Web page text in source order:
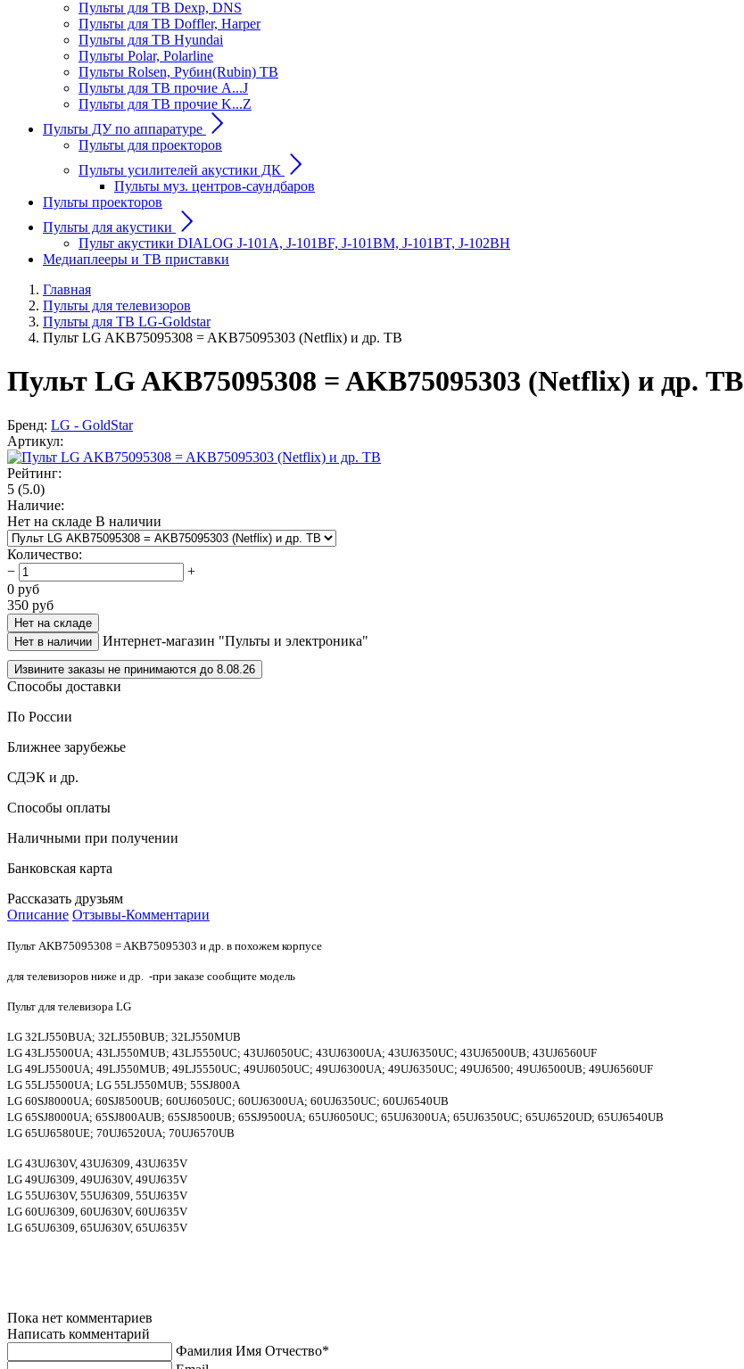
Пульты для ТВ Dexp, DNS
Пульты для ТВ Doffler, Harper
Пульты для ТВ Hyundai
Пульты Polar, Polarline
Пульты Rolsen, Рубин(Rubin) ТВ
Пульты для ТВ прочие A...J
Пульты для ТВ прочие K...Z
Пульты ДУ по аппаратуре
Пульты для проекторов
Пульты усилителей акустики ДК
Пульты муз. центров-саундбаров
Пульты проекторов
Пульты для акустики
Пульт акустики DIALOG J-101A, J-101BF, J-101BM, J-101BT, J-102BH
Медиаплееры и ТВ приставки
Главная
Пульты для телевизоров
Пульты для ТВ LG-Goldstar
Пульт LG AKB75095308 = AKB75095303 (Netflix) и др. ТВ
Пульт LG AKB75095308 = AKB75095303 (Netflix) и др. ТВ
Бренд: LG - GoldStar
Артикул:
Рейтинг:
5 (5.0)
Наличие:
Нет на складе В наличии
Количество:
−
+
0 руб
350 руб
Нет на складе
Нет в наличии
Интернет-магазин "Пульты и электроника"
Извините заказы не принимаются до 8.08.26
Способы доставки
По России
Ближнее зарубежье
СДЭК и др.
Способы оплаты
Наличными при получении
Банковская карта
Рассказать друзьям
Описание Отзывы-Комментарии
Пульт AKB75095308 = AKB75095303 и др. в похожем корпусе
для телевизоров ниже и др. -при заказе сообщите модель
Пульт для телевизора LG
LG 32LJ550BUA; 32LJ550BUB; 32LJ550MUB
LG 43LJ5500UA; 43LJ550MUB; 43LJ5550UC; 43UJ6050UC; 43UJ6300UA; 43UJ6350UC; 43UJ6500UB; 43UJ6560UF
LG 49LJ5500UA; 49LJ550MUB; 49LJ5550UC; 49UJ6050UC; 49UJ6300UA; 49UJ6350UC; 49UJ6500; 49UJ6500UB; 49UJ6560UF
LG 55LJ5500UA; LG 55LJ550MUB; 55SJ800A
LG 60SJ8000UA; 60SJ8500UB; 60UJ6050UC; 60UJ6300UA; 60UJ6350UC; 60UJ6540UB
LG 65SJ8000UA; 65SJ800AUB; 65SJ8500UB; 65SJ9500UA; 65UJ6050UC; 65UJ6300UA; 65UJ6350UC; 65UJ6520UD; 65UJ6540UB
LG 65UJ6580UE; 70UJ6520UA; 70UJ6570UB
LG 43UJ630V, 43UJ6309, 43UJ635V
LG 49UJ6309, 49UJ630V, 49UJ635V
LG 55UJ630V, 55UJ6309, 55UJ635V
LG 60UJ6309, 60UJ630V, 60UJ635V
LG 65UJ6309, 65UJ630V, 65UJ635V
Пока нет комментариев
Написать комментарий
Фамилия Имя Отчество*